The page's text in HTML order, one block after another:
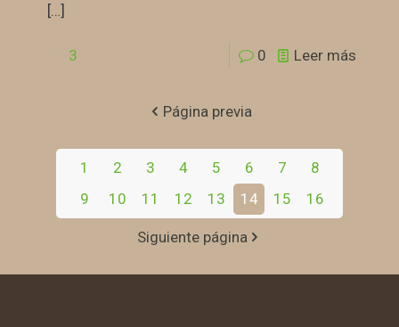
[…]
3 0 Leer más
Página previa
1 2 3 4 5 6 7
8
9
10 11 12 13 14 15 16
Siguiente página